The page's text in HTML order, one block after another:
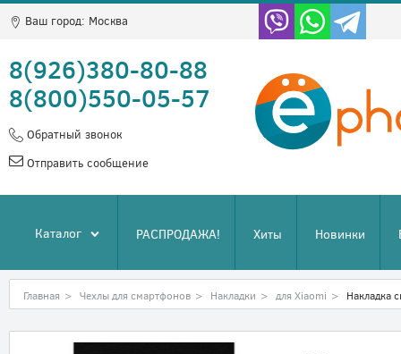
Ваш город: Москва
8(926)380-80-88
8(800)550-05-57
Обратный звонок
Отправить сообщение
Каталог РАСПРОДАЖА! Хиты Новинки
Главная > Чехлы для смартфонов > Накладки > для Xiaomi > Накладка